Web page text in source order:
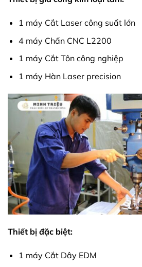
1 máy Cắt Laser công suất lớn
4 máy Chấn CNC L2200
1 máy Cắt Tôn công nghiệp
1 máy Hàn Laser precision
Thiết bị đặc biệt:
1 máy Cắt Dây EDM